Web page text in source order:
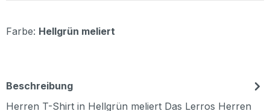
Farbe: Hellgrün meliert
Beschreibung
Herren T-Shirt in Hellgrün meliert Das Lerros Herren